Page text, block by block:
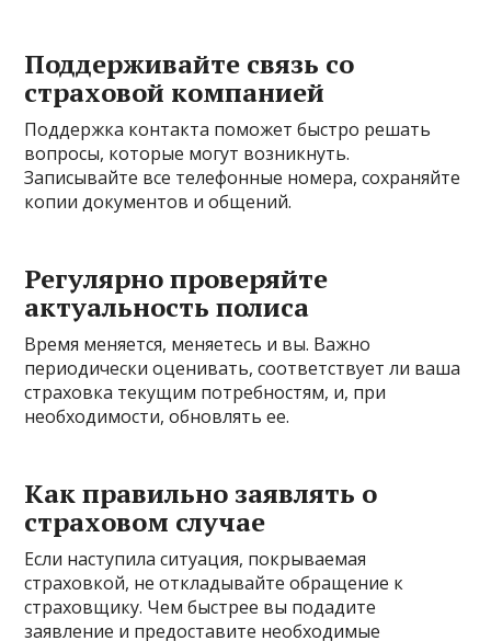
Поддерживайте связь со
страховой компанией
Поддержка контакта поможет быстро решать
вопросы, которые могут возникнуть.
Записывайте все телефонные номера, сохраняйте
копии документов и общений.
Регулярно проверяйте
актуальность полиса
Время меняется, меняетесь и вы. Важно
периодически оценивать, соответствует ли ваша
страховка текущим потребностям, и, при
необходимости, обновлять ее.
Как правильно заявлять о
страховом случае
Если наступила ситуация, покрываемая
страховкой, не откладывайте обращение к
страховщику. Чем быстрее вы подадите
заявление и предоставите необходимые